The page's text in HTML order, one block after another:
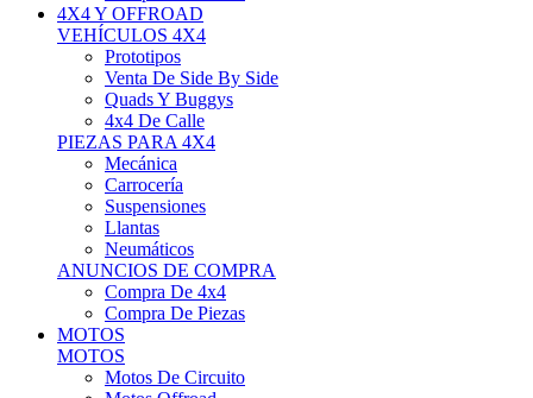
4X4 Y OFFROAD
VEHÍCULOS 4X4
Prototipos
Venta De Side By Side
Quads Y Buggys
4x4 De Calle
PIEZAS PARA 4X4
Mecánica
Carrocería
Suspensiones
Llantas
Neumáticos
ANUNCIOS DE COMPRA
Compra De 4x4
Compra De Piezas
MOTOS
MOTOS
Motos De Circuito